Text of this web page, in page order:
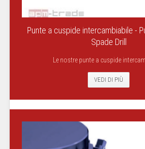
Punte a cuspide intercambiabile -
Spade Drill
Le nostre punte a cuspide
VEDI DI PIÙ